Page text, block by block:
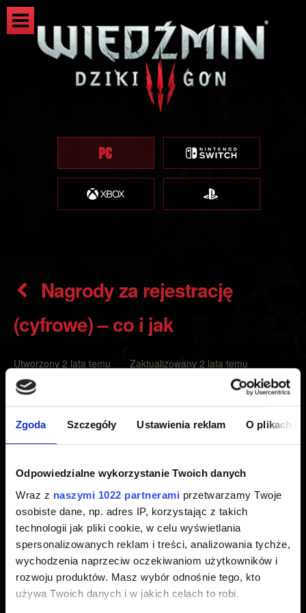
Zgoda Szczegóły Ustawienia reklam O plikach
Odpowiedzialne wykorzystanie Twoich danych
Wraz z naszymi 1022 partnerami przetwarzamy Twoje
osobiste dane, np. adres IP, korzystając z takich
technologii jak pliki cookie, w celu wyświetlania
spersonalizowanych reklam i treści, analizowania tychże,
wychodzenia naprzeciw oczekiwaniom użytkowników i
rozwoju produktów. Masz wybór odnośnie tego, kto
używa Twoich danych i w jakich celach to robi.
Nagrody za rejestrację
(cyfrowe) – co i jak
Utworzony 2 lata temu Zaktualizowany 2 lata temu
Aby uzyskać dostęp do komiksu Wiedźmin, postępuj
Przejdź dohttps://www.thewitcher.com/comicbook/pl/
Kliknij na "Zaloguj się przy pomocy: CDPR account".
Zaloguj się tym samym kontem CD PROJEKT RED,
które zostało użyte to zalogowania się do Moich
Nagród/REDlaunchera.
Uwaga:Aby mieć dostęp do nagród, musisz uruchomić
grę i zalogować się do REDlaunchera (PC) lub Moich
Nagród w menu głównym (konsole) za pomocą swojego